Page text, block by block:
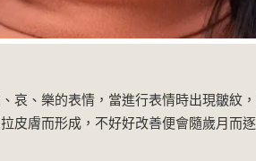
哀、樂的表情，當進行表情時出現皺紋
皮膚而形成，不好好改善便會隨歲月而